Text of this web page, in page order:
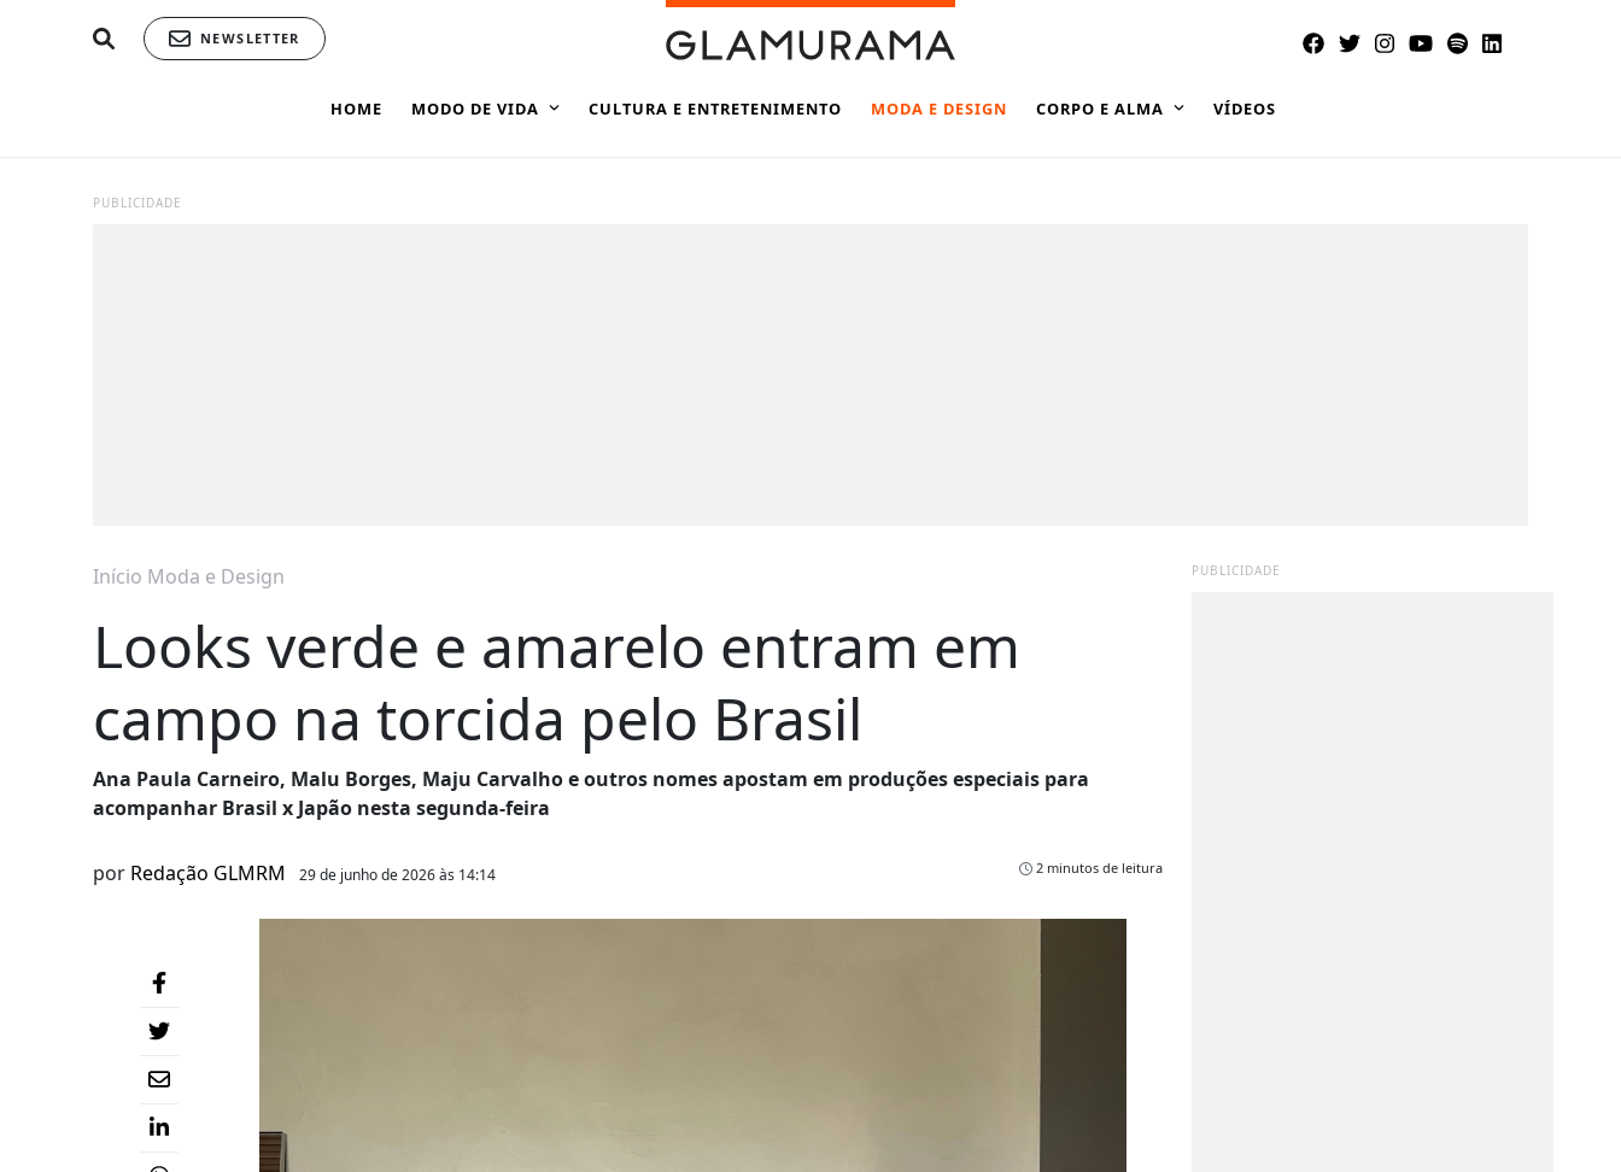
NEWSLETTER
HOME MODO DE VIDA CULTURA E ENTRETENIMENTO MODA E DESIGN CORPO E ALMA VÍDEOS
PUBLICIDADE
Início Moda e Design
Looks verde e amarelo entram em
campo na torcida pelo Brasil
Ana Paula Carneiro, Malu Borges, Maju Carvalho e outros nomes apostam em produções especiais para
acompanhar Brasil x Japão nesta segunda-feira
por Redação GLMRM 29 de junho de 2026 às 14:14 2 minutos de leitura
PUBLICIDADE